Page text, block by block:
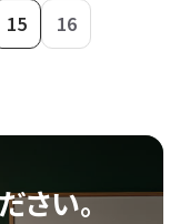
15 16
さい。